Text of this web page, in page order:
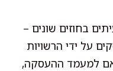
בחוזים שונים –
על ידי הרשויות
למעמד ההעסקה,